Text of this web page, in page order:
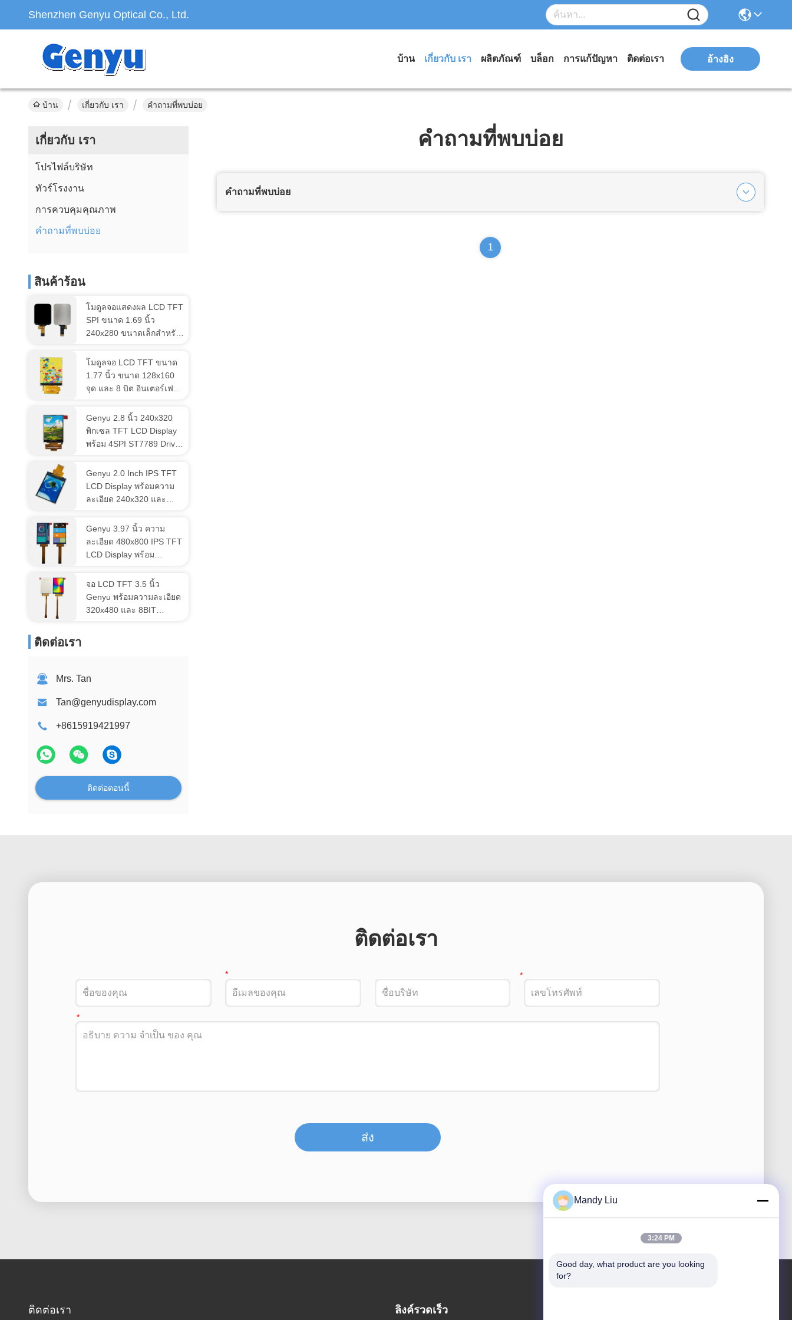
Shenzhen Genyu Optical Co., Ltd.
บ้าน เกี่ยวกับ เรา ผลิตภัณฑ์ บล็อก การแก้ปัญหา ติดต่อเรา อ้างอิง
บ้าน เกี่ยวกับ เรา คำถามที่พบบ่อย
เกี่ยวกับ เรา
โปรไฟล์บริษัท
ทัวร์โรงงาน
การควบคุมคุณภาพ
คำถามที่พบบ่อย
สินค้าร้อน
โมดูลจอแสดงผล LCD TFT
SPI ขนาด 1.69 นิ้ว
240x280 ขนาดเล็กสำหรับ
โมดูลจอ LCD TFT ขนาด
1.77 นิ้ว ขนาด 128x160
จุด และ 8 บิต อินเตอร์เฟซ
Genyu 2.8 นิ้ว 240x320
พิกเซล TFT LCD Display
พร้อม 4SPI ST7789 Driver
Soldering
Genyu 2.0 Inch IPS TFT
LCD Display พร้อมความ
ละเอียด 240x320 และ
Genyu 3.97 นิ้ว ความ
ละเอียด 480x800 IPS TFT
LCD Display พร้อม
GC9503 Drive IC
จอ LCD TFT 3.5 นิ้ว
Genyu พร้อมความละเอียด
320x480 และ 8BIT
ติดต่อเรา
Mrs. Tan
Tan@genyudisplay.com
+8615919421997
ติดต่อตอนนี้
คำถามที่พบบ่อย
คำถามที่พบบ่อย
1
ติดต่อเรา
ส่ง
ติดต่อเรา ลิงค์รวดเร็ว
Mandy Liu
3:24 PM
Good day, what product are you looking
for?